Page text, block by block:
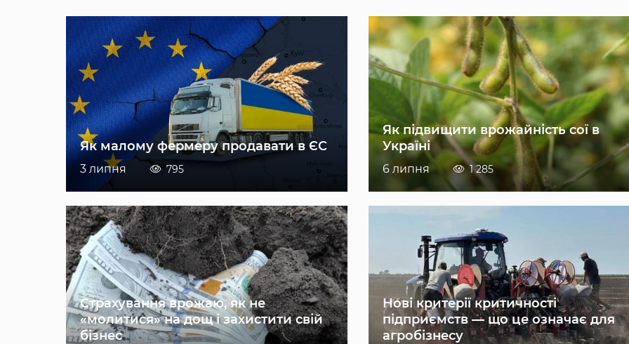
Як малому фермеру продавати в ЄС
3 липня 795
Як підвищити врожайність сої в
Україні
6 липня 1 285
Страхування врожаю, як не
«молитися» на дощ і захистити свій
бізнес
Нові критерії критичності
підприємств — що це означає для
агробізнесу